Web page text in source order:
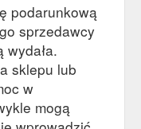
podarunkową
sprzedawcy
wydała.
sklepu lub
w
mogą